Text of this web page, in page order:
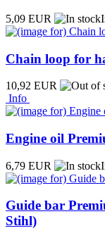
5,09 EUR
Chain loop for
10,92 EUR
Info
Engine oil
6,79 EUR
Guide bar
Stihl)